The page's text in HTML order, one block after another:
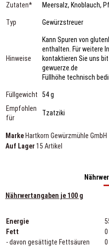
Zutaten* Meersalz, Knoblauch,
Typ Gewürzstreuer
Hinweise
Kann Spuren von
enthalten. Für weitere
kontaktieren Sie uns
gewuerze.de
Füllhöhe technisch
Füllgewicht
54 g
Empfohlen
für
Tzatziki
Marke Hartkorn Gewürzmühle GmbH
Auf Lager 15 Artikel
Nährwertangaben je 100 g
Energie
Fett
0
- davon gesättigte Fettsäuren
0